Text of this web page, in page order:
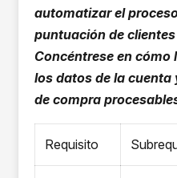
automatizar el
puntuación de
Concéntrese en cómo
los datos de la
de compra
Requisito